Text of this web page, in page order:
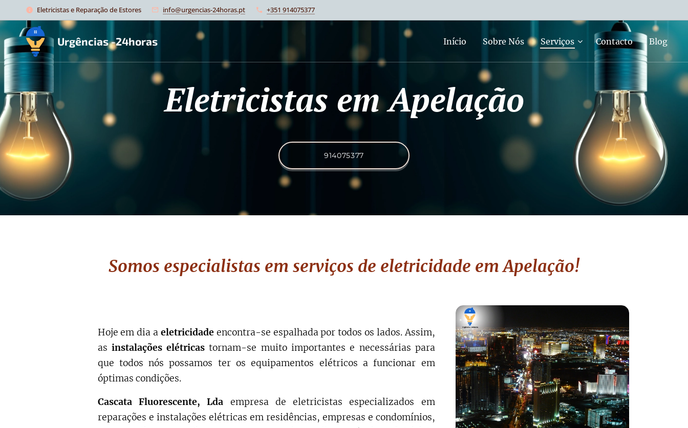
Eletricistas e Reparação de Estores info@urgencias-24horas.pt +351 914075377
Urgências -24horas Início Sobre Nós Serviços Contacto Blog
Eletricistas em Apelação
914075377
Somos especialistas em serviços de eletricidade em Apelação!
Hoje em dia a eletricidade encontra-se espalhada por todos os lados. Assim,
as instalações elétricas tornam-se muito importantes e necessárias para
que todos nós possamos ter os equipamentos elétricos a funcionar em
óptimas condições.
Cascata Fluorescente, Lda empresa de eletricistas especializados em
reparações e instalações elétricas em residências, empresas e condomínios,